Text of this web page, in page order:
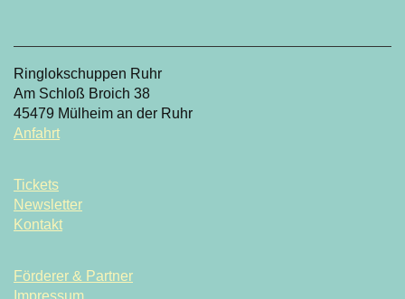
Ringlokschuppen Ruhr
Am Schloß Broich 38
45479 Mülheim an der Ruhr
Anfahrt
Tickets
Newsletter
Kontakt
Förderer & Partner